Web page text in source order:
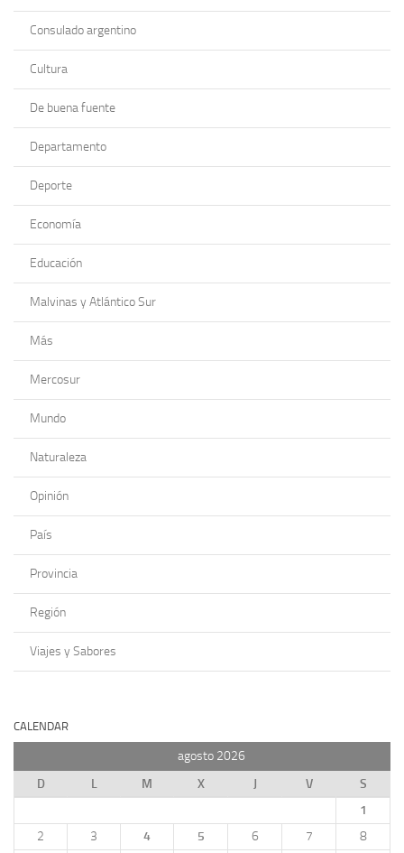
Consulado argentino
Cultura
De buena fuente
Departamento
Deporte
Economía
Educación
Malvinas y Atlántico Sur
Más
Mercosur
Mundo
Naturaleza
Opinión
País
Provincia
Región
Viajes y Sabores
CALENDAR
agosto 2026
D
L M X J V
S
1
2
3 4 5 6 7
8